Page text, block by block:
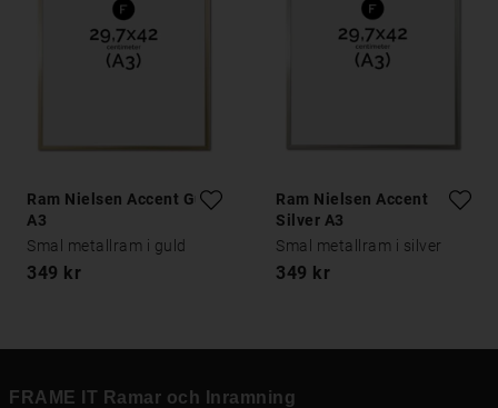
Ram Nielsen Accent Guld
A3
Smal metallram i guld
349 kr
Ram Nielsen Accent
Silver A3
Smal metallram i silver
349 kr
FRAME IT Ramar och Inramning